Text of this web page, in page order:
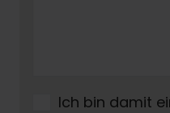
Ich bin damit